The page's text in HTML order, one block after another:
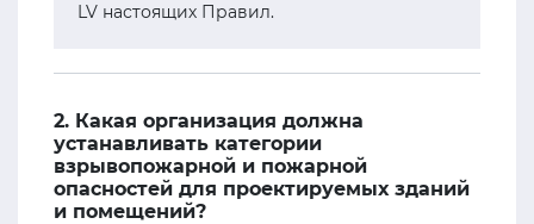
LV настоящих Правил.
2. Какая организация должна
устанавливать категории
взрывопожарной и пожарной
опасностей для проектируемых зданий
и помещений?